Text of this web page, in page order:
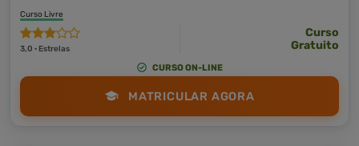
Curso Livre
3,0 · Estrelas
Curso
Gratuito
CURSO ON-LINE
MATRICULAR AGORA